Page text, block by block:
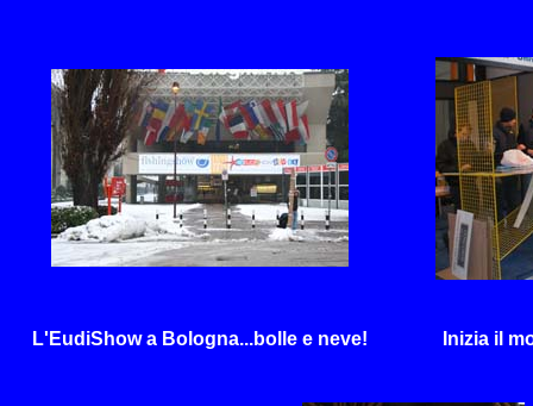
L'EudiShow a Bologna...bolle e neve! Inizia il